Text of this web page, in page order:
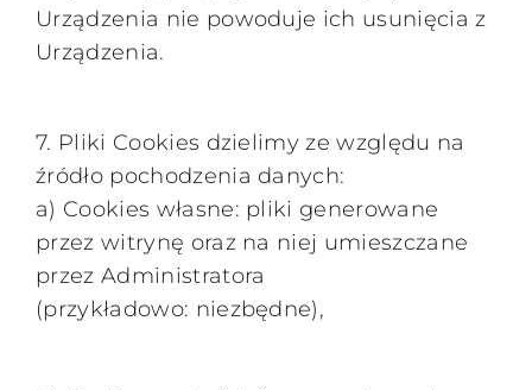
Urządzenia nie powoduje ich usunięcia z
Urządzenia.
7. Pliki Cookies dzielimy ze względu na
źródło pochodzenia danych:
a) Cookies własne: pliki generowane
przez witrynę oraz na niej umieszczane
przez Administratora
(przykładowo: niezbędne),